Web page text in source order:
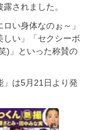
されました。
い身体なのぉ～」
しい」「セクシーボ
)」といった称賛の
」は5月21日より発